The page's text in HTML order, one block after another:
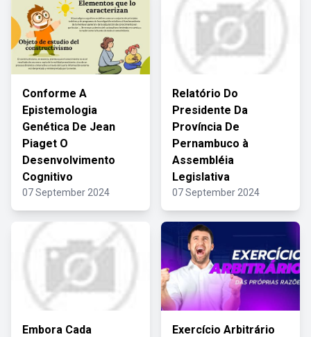
Conforme A
Epistemologia
Genética De Jean
Piaget O
Desenvolvimento
Cognitivo
07 September 2024
Relatório Do
Presidente Da
Província De
Pernambuco à
Assembléia
Legislativa
07 September 2024
Embora Cada Exercício Arbitrário